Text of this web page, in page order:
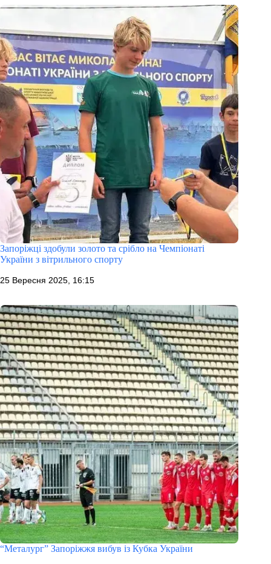
Запоріжці здобули золото та срібло на Чемпіонаті
України з вітрильного спорту
25 Вересня 2025, 16:15
“Металург” Запоріжжя вибув із Кубка України